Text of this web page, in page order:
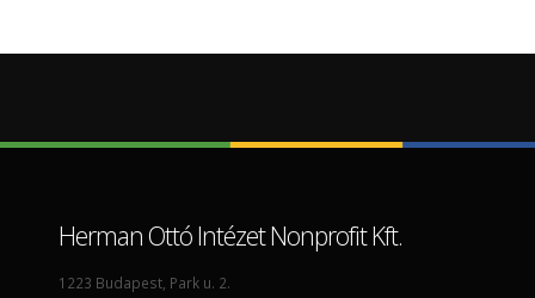
Herman Ottó Intézet Nonprofit Kft.
1223 Budapest, Park u. 2.